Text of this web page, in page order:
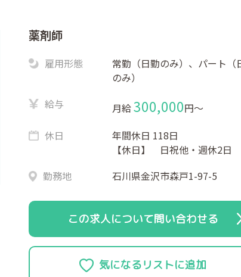
薬剤師
雇用形態
常勤（日勤のみ）、パート（
のみ）
給与
月給300,000円〜
休日
年間休日 118日
【休日】 日祝他・週休2日
勤務地
石川県金沢市森戸1-97-5
この求人について問い合わせる